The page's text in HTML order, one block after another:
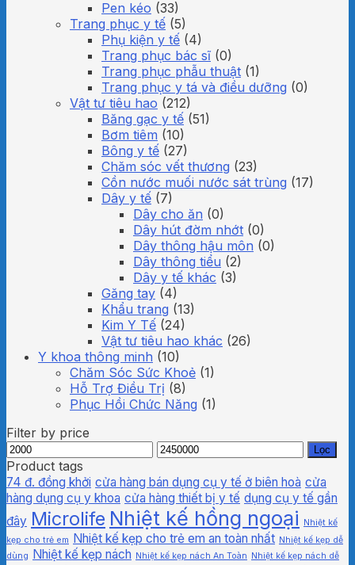
Pen kéo (33)
Trang phục y tế (5)
Phụ kiện y tế (4)
Trang phục bác sĩ (0)
Trang phục phẫu thuật (1)
Trang phục y tá và điều dưỡng (0)
Vật tư tiêu hao (212)
Băng gạc y tế (51)
Bơm tiêm (10)
Bông y tế (27)
Chăm sóc vết thương (23)
Cồn nước muối nước sát trùng (17)
Dây y tế (7)
Dây cho ăn (0)
Dây hút đờm nhớt (0)
Dây thông hậu môn (0)
Dây thông tiểu (2)
Dây y tế khác (3)
Găng tay (4)
Khẩu trang (13)
Kim Y Tế (24)
Vật tư tiêu hao khác (26)
Y khoa thông minh (10)
Chăm Sóc Sức Khoẻ (1)
Hỗ Trợ Điều Trị (8)
Phục Hồi Chức Năng (1)
Filter by price
Giá
thấp
nhất
Giá
cao
nhất
Lọc
Product tags
74 đ. đồng khởi cửa hàng bán dụng cụ y tế ở biên hoà cửa
hàng dụng cụ y khoa cửa hàng thiết bị y tế dụng cụ y tế gần
đây Microlife Nhiệt kế hồng ngoại
Nhiệt kế
kẹp cho trẻ em Nhiệt kế kẹp cho trẻ em an toàn nhất Nhiệt kế kẹp dễ
dùng Nhiệt kế kẹp nách Nhiệt kế kẹp nách An Toàn Nhiệt kế kẹp nách dễ